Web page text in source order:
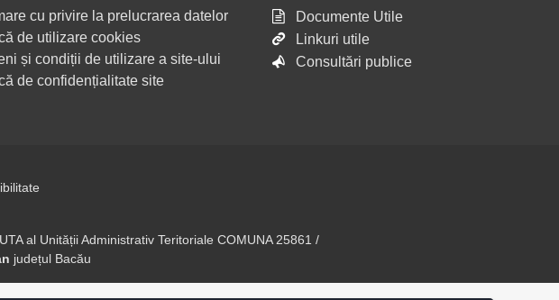
cu privire la prelucrarea datelor
de utilizare cookies
și condiții de utilizare a site-ului
de confidențialitate site
Documente Utile
Linkuri utile
Consultări publice
al Unității Administrativ Teritoriale COMUNA 25861 /
județul Bacău